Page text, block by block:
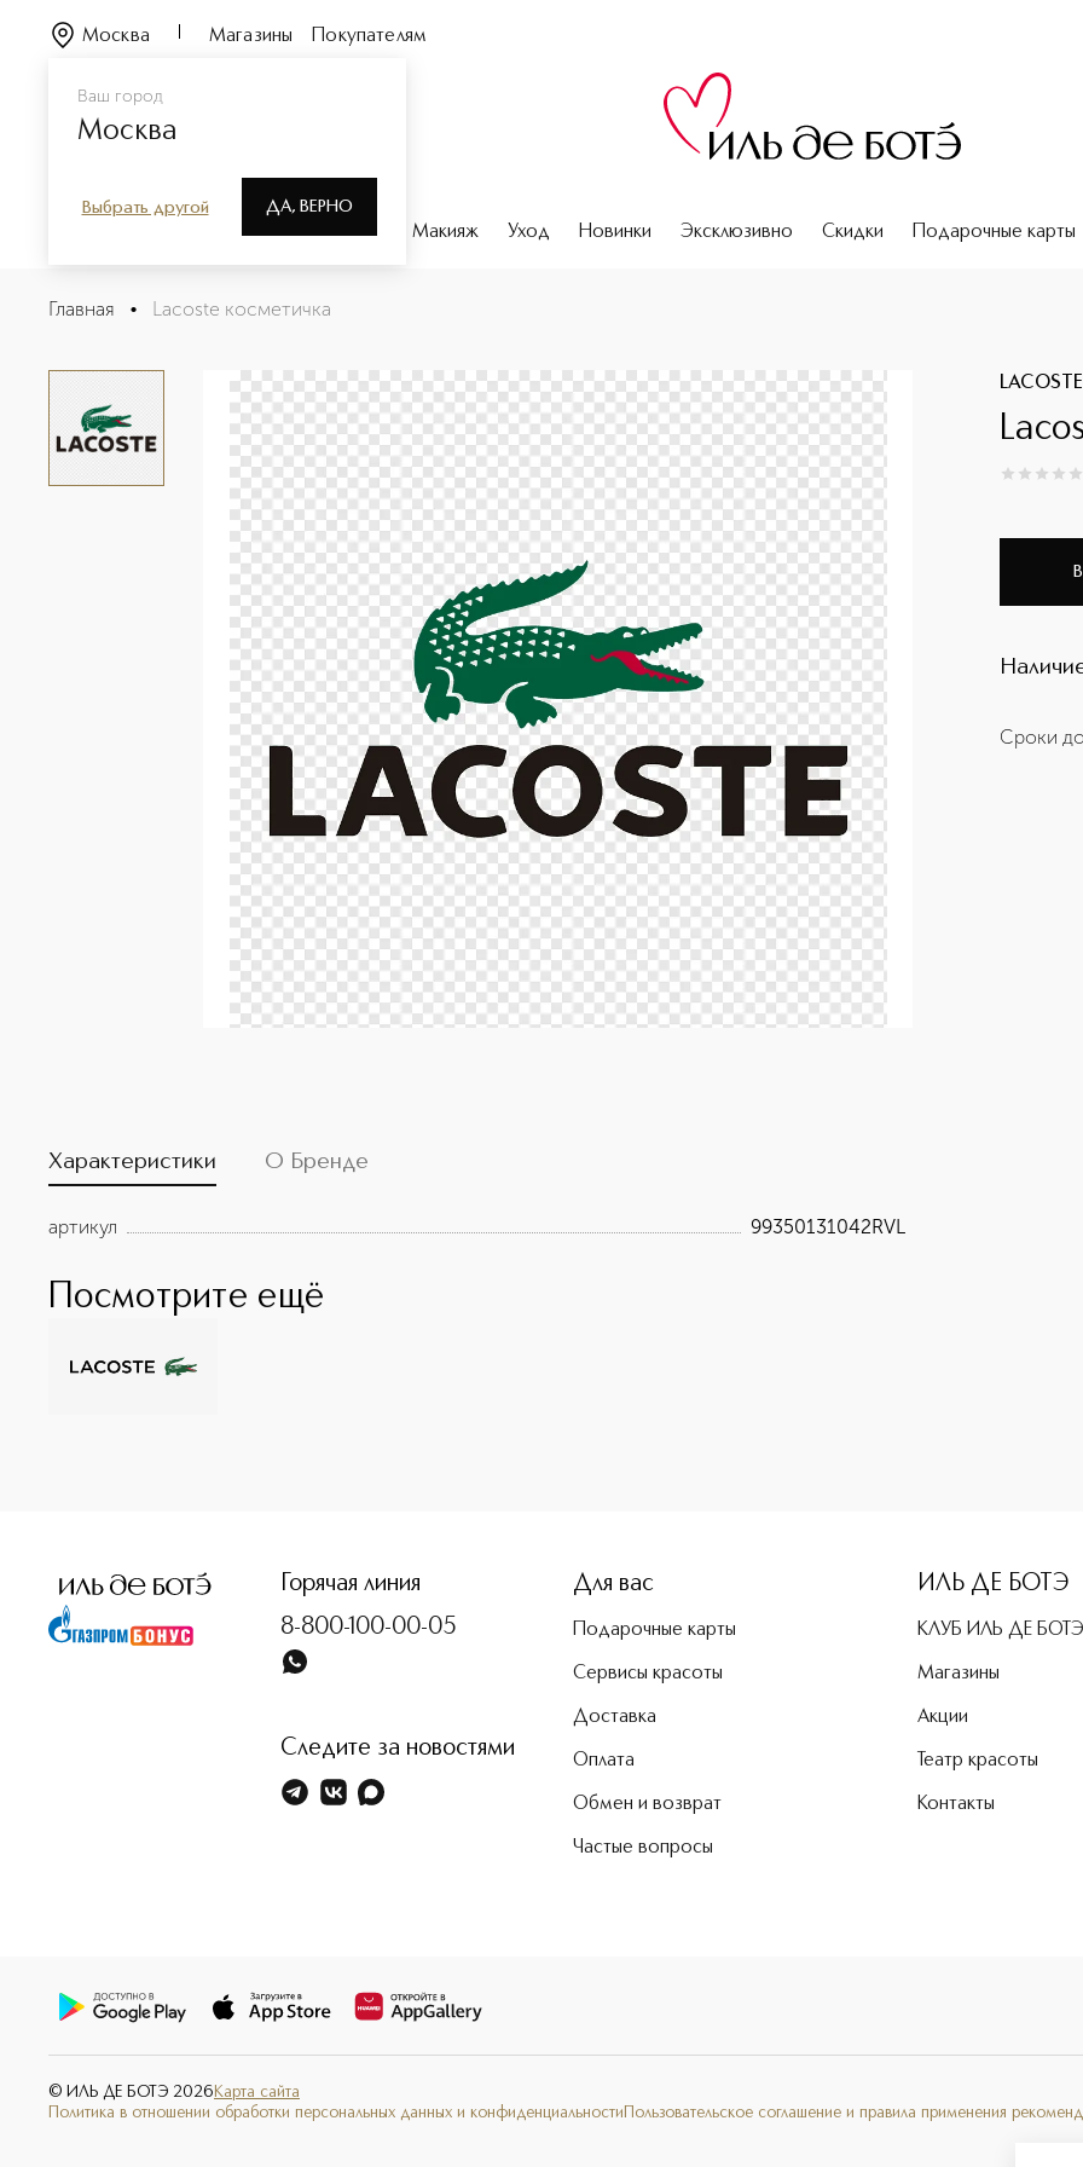
Ваш город
Москва
Выбрать другой ДА, ВЕРНО
Москва Магазины Покупателям
Парфюмерия Макияж Уход Новинки Эксклюзивно Скидки Подарочные карты
Lacoste косметичка
Описание
Главная • Lacoste косметичка
LACOSTE
0из 0
Сроки
Характеристики О Бренде
артикул 99350131042RVL
Посмотрите ещё
Горячая линия
8-800-100-00-05
Следите за новостями
Для вас
Подарочные карты
Сервисы красоты
Доставка
Оплата
Обмен и возврат
Частые вопросы
ИЛЬ ДЕ БОТЭ
КЛУБ ИЛЬ ДЕ БОТЭ
Магазины
Акции
Театр красоты
Контакты
© ИЛЬ ДЕ БОТЭ 2026 Карта сайта
Политика в отношении обработки персональных данных и конфиденциальности Пользовательское соглашение и правила применения